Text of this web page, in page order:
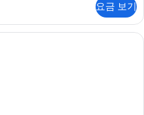
요금 보기
프리미엄 트윈룸 | 책상, 암막 커튼, 방